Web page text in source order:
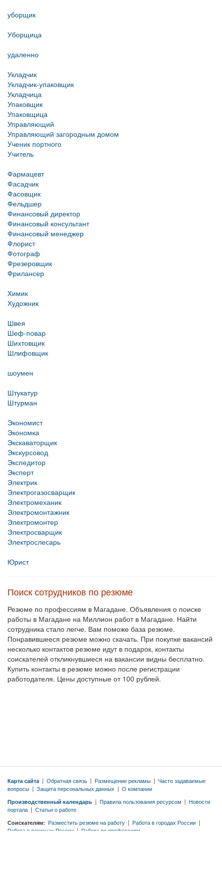
уборщик
Уборщица
удаленно
Укладчик
Укладчик-упаковщик
Укладчица
Упаковщик
Упаковщица
Управляющий
Управляющий загородным домом
Ученик портного
Учитель
Фармацевт
Фасадчик
Фасовщик
Фельдшер
Финансовый директор
Финансовый консультант
Финансовый менеджер
Флорист
Фотограф
Фрезеровщик
Фрилансер
Химик
Художник
Швея
Шеф-повар
Шихтовщик
Шлифовщик
шоумен
Штукатур
Штурман
Экономист
Экономка
Экскаваторщик
Экскурсовод
Экспедитор
Эксперт
Электрик
Электрогазосварщик
Электромеханик
Электромонтажник
Электромонтер
Электросварщик
Электрослесарь
Юрист
Поиск сотрудников по резюме
Резюме по профессиям в Магадане. Объявления о поиске
работы в Магадане на Миллион работ в Магадане. Найти
сотрудника стало легче. Вам поможе база резюме.
Понравившееся резюме можно скачать. При покупке вакансий
несколько контактов резюме идут в подарок, контакты
соискателей откликнувшиеся на вакансии видны бесплатно.
Купить контакты в резюме можно после регистрации
работодателя. Цены доступные от 100 рублей.
Карта сайта | Обратная связь | Размещение рекламы | Часто задаваемые
вопросы | Защита персональных данных | О компании
Производственный календарь | Правила пользования ресурсом | Новости
портала | Статьи о работе
Соискателям: Разместить резюме на работу | Работа в городах России |
Работа в регионах России | Работа по профессиям